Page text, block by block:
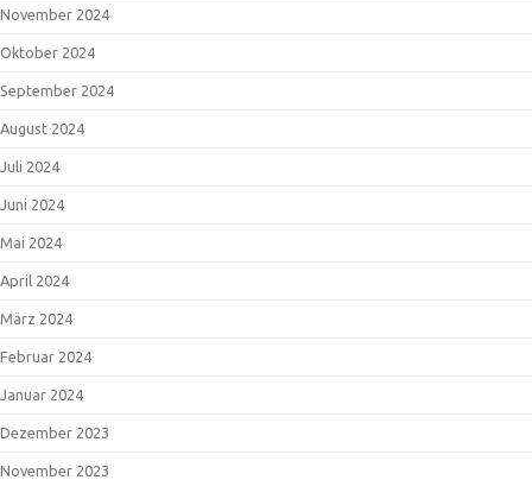
November 2024
Oktober 2024
September 2024
August 2024
Juli 2024
Juni 2024
Mai 2024
April 2024
März 2024
Februar 2024
Januar 2024
Dezember 2023
November 2023